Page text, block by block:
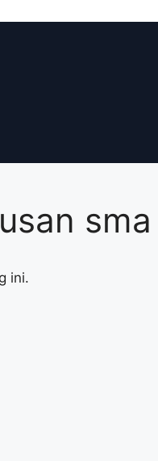
sma
ini.